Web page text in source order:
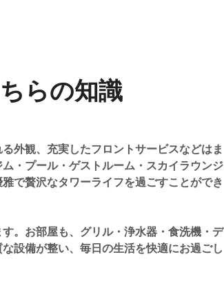
らの知識
外観、充実したフロントサービスなどはま
・プール・ゲストルーム・スカイラウンジ
で贅沢なタワーライフを過ごすことができ
。お部屋も、グリル・浄水器・食洗機・デ
設備が整い、毎日の生活を快適にお過ごし